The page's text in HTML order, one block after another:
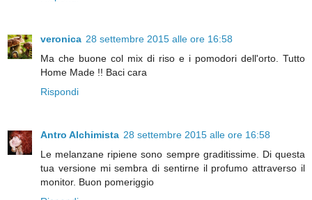
veronica 28 settembre 2015 alle ore 16:58
Ma che buone col mix di riso e i pomodori dell'orto. Tutto
Home Made !! Baci cara
Rispondi
Antro Alchimista 28 settembre 2015 alle ore 16:58
Le melanzane ripiene sono sempre graditissime. Di questa
tua versione mi sembra di sentirne il profumo attraverso il
monitor. Buon pomeriggio